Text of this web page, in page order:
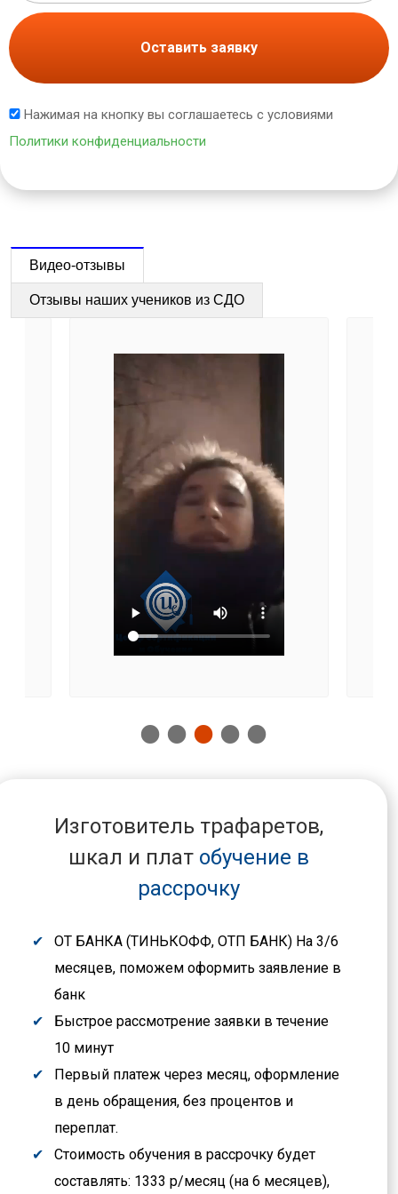
Оставить заявку
Нажимая на кнопку вы соглашаетесь с условиями
Политики конфиденциальности
Видео-отзывы
Отзывы наших учеников из СДО
Изготовитель трафаретов,
шкал и платобучение в
рассрочку
ОТ БАНКА (ТИНЬКОФФ, ОТП БАНК) На 3/6
месяцев, поможем оформить заявление в
банк
Быстрое рассмотрение заявки в течение
10 минут
Первый платеж через месяц, оформление
в день обращения, без процентов и
переплат.
Стоимость обучения в рассрочку будет
составлять: 1333 р/месяц (на 6 месяцев),